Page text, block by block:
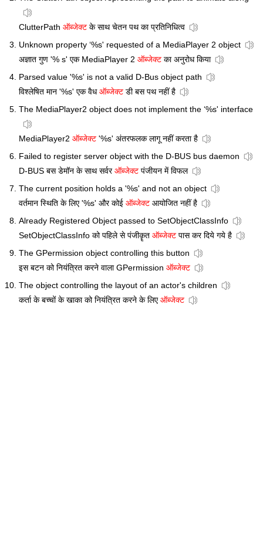
ClutterPath ऑब्जेक्ट के साथ चेतन पथ का प्रतिनिधित्व
Unknown property ‘%s' requested of a MediaPlayer 2 object
अज्ञात गुण '% s' एक MediaPlayer 2 ऑब्जेक्ट का अनुरोध किया
Parsed value '%s' is not a valid D-Bus object path
विश्लेषित मान '%s' एक वैधऑब्जेक्ट डी बस पथ नहीं है
The MediaPlayer2 object does not implement the ‘%s' interface
MediaPlayer2 ऑब्जेक्ट '%s' अंतरफलक लागू नहीं करता है
Failed to register server object with the D-BUS bus daemon
D-BUS बस डेमॉन के साथ सर्वरऑब्जेक्ट पंजीयन में विफल
The current position holds a '%s' and not an object
वर्तमान स्थिति के लिए '%s' और कोई ऑब्जेक्ट आयोजित नहीं है
Already Registered Object passed to SetObjectClassInfo
SetObjectClassInfo को पहिले से पंजीकॄत ऑब्जेक्ट पास कर दिये गये है
The GPermission object controlling this button
इस बटन को नियंत्रित करने वाला GPermission ऑब्जेक्ट
The object controlling the layout of an actor's children
कर्ता के बच्चों के खाका को नियंत्रित करने के लिएऑब्जेक्ट